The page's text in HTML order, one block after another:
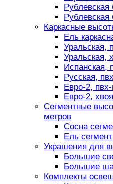
Рублевская
Рублевская
Каркасные
Ель
Уральская,
Уральская,
Испанская,
Русская,
Евро-2, пвх-
Евро-2,
Сегментные
метров
Сосна
Ель
Украшения для
Большие
Большие
Комплекты